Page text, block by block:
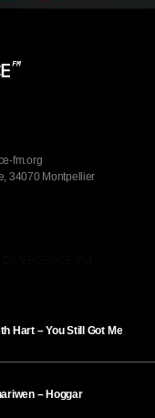
fm.org
34070 Montpellier
Hart – You Still Got Me
– Hoggar